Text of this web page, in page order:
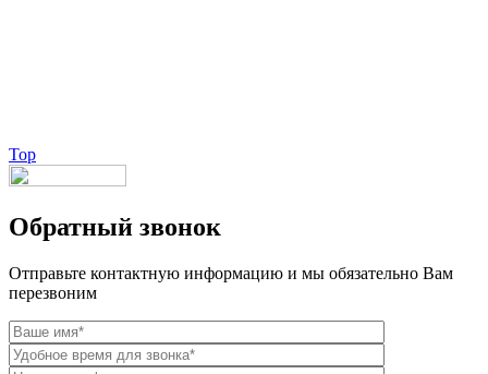
Top
Обратный звонок
Отправьте контактную информацию и мы обязательно Вам
перезвоним